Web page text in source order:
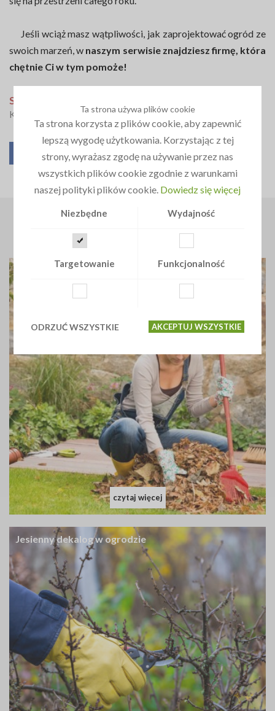
Jeśli wciąż masz wątpliwości, jak zaprojektować ogród ze
swoich marzeń, w naszym serwisie znajdziesz firmę, która
chętnie Ci w tym pomoże!
Spodobał Ci się ten artykuł?
Kliknij w jeden z przycisków
Ogród przed Zimą
czytaj więcej
Jesienny dekalog w ogrodzie
Ta strona używa plików cookie
Ta strona korzysta z plików cookie, aby zapewnić
lepszą wygodę użytkowania. Korzystając z tej
strony, wyrażasz zgodę na używanie przez nas
wszystkich plików cookie zgodnie z warunkami
naszej polityki plików cookie. Dowiedz się więcej
Niezbędne Wydajność
Targetowanie Funkcjonalność
ODRZUĆ WSZYSTKIE AKCEPTUJ WSZYSTKIE